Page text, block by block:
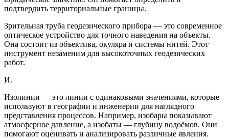
подтвердить территориальные границы.
Зрительная труба геодезического прибора — это современное
оптическое устройство для точного наведения на объекты.
Она состоит из объектива, окуляра и системы нитей. Этот
инструмент незаменим для высокоточных геодезических
работ.
И.
Изолинии — это линии с одинаковыми значениями, которые
используют в географии и инженерии для наглядного
представления процессов. Например, изобары показывают
атмосферное давление, а изобаты — глубину водоёмов. Они
помогают оценивать и анализировать различные явления.